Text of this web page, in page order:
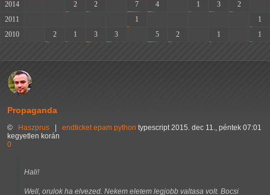
2014
2 2 7 4 1 3 2
2011
1
1
2010
2 1 3 3 5 2 1 1
Propaganda
© Haszprus endticket epam python typescript 2015. dec 11., péntek 07:01
kegyetlen korán
0
Hali!
Well, orulok ha elvezed. Nekem eletem legjobb valtasa volt. Bocsi